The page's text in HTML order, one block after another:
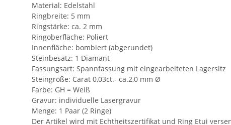
Material: Edelstahl
Ringbreite: 5 mm
Ringstärke: ca. 2 mm
Ringoberfläche: Poliert
Innenfläche: bombiert (abgerundet)
Steinbesatz: 1 Diamant
Fassungsart: Spannfassung mit eingearbeiteten Lagersitz
Steingröße: Carat 0,03ct.- ca.2,0 mm Ø
Farbe: GH = Weiß
Gravur: individuelle Lasergravur
Menge: 1 Paar (2 Ringe)
Der Artikel wird mit Echtheitszertifikat und Ring Etui